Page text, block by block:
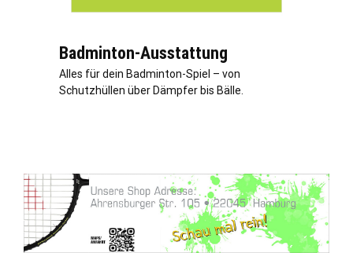
Badminton-Ausstattung
Alles für dein Badminton-Spiel – von
Schutzhüllen über Dämpfer bis Bälle.